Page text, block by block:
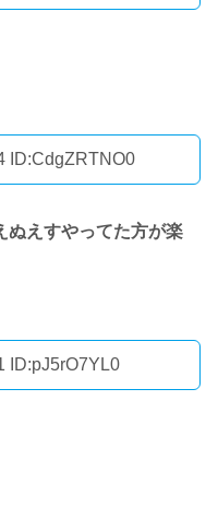
ID:CdgZRTNO0
ぬえすやってた方が楽
ID:pJ5rO7YL0